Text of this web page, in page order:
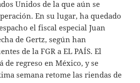
Unidos de la que aún se
En su lugar, ha quedado
el fiscal especial Juan
de Gertz, según han
de la FGR a EL PAÍS. El
de regreso en México, y se
semana retome las riendas de